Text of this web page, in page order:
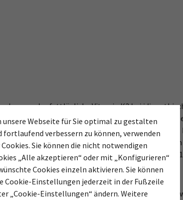
unsere Webseite für Sie optimal zu gestalten
fortlaufend verbessern zu können, verwenden
Sie können die nicht notwendigen
„Alle akzeptieren“ oder mit „Konfigurieren“
Cookies einzeln aktivieren. Sie können
Cookie-Einstellungen jederzeit in der Fußzeile
„Cookie-Einstellungen“ ändern. Weitere
nun das fettlösliche Vitamin K2 bei
eine zentrale Rolle im Kalziumstoffwechsel,
Körper. Neben seiner bekannten Funktion für die
dass es auch die Muskelaktivität
und so zur Muskelentspannung beiträgt
auf Muskelkrämpfe bei Dialysepatienten [2].
randomisierten, placebokontrollierten Studie